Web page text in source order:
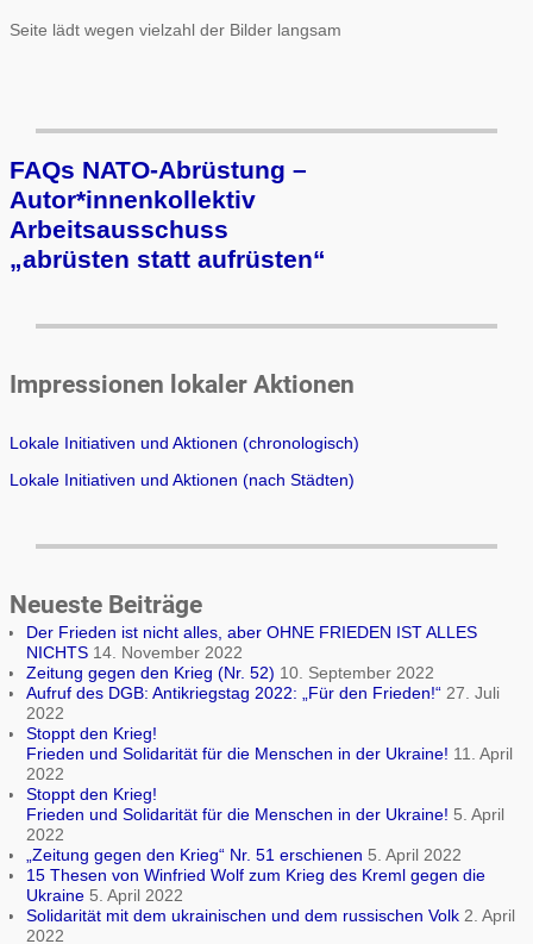
Seite lädt wegen vielzahl der Bilder langsam
FAQs NATO-Abrüstung –
Autor*innenkollektiv
Arbeits­aus­schuss
„ab­rüs­ten statt auf­rüs­ten“
Impressionen lokaler Aktionen
Lokale Initiativen und Aktionen (chronologisch)
Lokale Initiativen und Aktionen (nach Städten)
Neueste Beiträge
Der Frieden ist nicht alles, aber OHNE FRIEDEN IST ALLES
NICHTS 14. November 2022
Zeitung gegen den Krieg (Nr. 52) 10. September 2022
Aufruf des DGB: Antikriegstag 2022: „Für den Frieden!“ 27. Juli
2022
Stoppt den Krieg!
Frieden und Solidarität für die Menschen in der Ukraine! 11. April
2022
Stoppt den Krieg!
Frieden und Solidarität für die Menschen in der Ukraine! 5. April
2022
„Zeitung gegen den Krieg“ Nr. 51 erschienen 5. April 2022
15 Thesen von Winfried Wolf zum Krieg des Kreml gegen die
Ukraine 5. April 2022
Solidarität mit dem ukrainischen und dem russischen Volk 2. April
2022